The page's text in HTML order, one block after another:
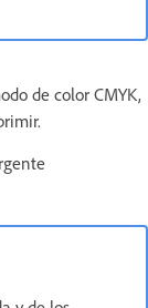
de color CMYK,